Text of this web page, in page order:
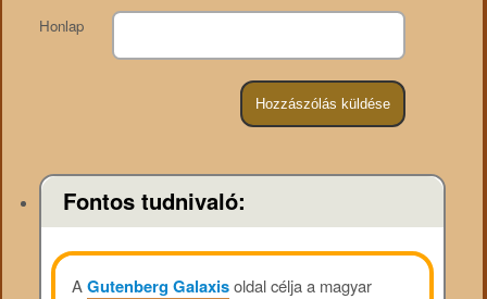
Honlap
Fontos tudnivaló:
AGutenberg Galaxisoldal célja a magyar